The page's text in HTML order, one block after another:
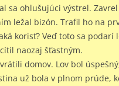
sa ohlušujúci výstrel. Zavrel
ležal bizón. Trafil ho na
korisť? Veď toto sa podarí
naozaj šťastným.
domov. Lov bol
už bola v plnom prúde,